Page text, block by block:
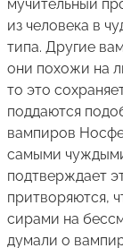
мучительный
из человека в
типа. Другие
они похожи на
то это
поддаются
вампиров
самыми
подтверждает
притворяются,
сирами на
думали о